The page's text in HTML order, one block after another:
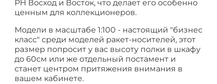
РН Восход и Восток, что делает его особенно
ценным для коллекционеров.
Модели в масштабе 1:100 - настоящий "бизнес
класс" среди моделей ракет-носителей, этот
размер попросит у вас высоту полки в шкафу
до 60см или же отдельный постамент и
станет центром притяжения внимания в
вашем кабинете.